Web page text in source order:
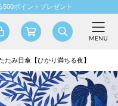
ポイントプレゼント
たみ日傘【ひかり満ちる夜】